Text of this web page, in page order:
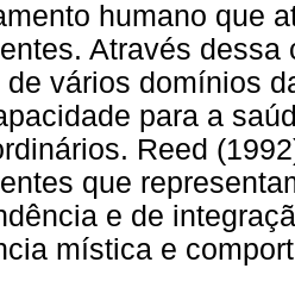
humano que
Através
de vários domínios
para a
Reed
que
e de
mística e